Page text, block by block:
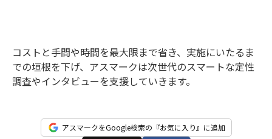
コストと手間や時間を最大限まで省き、実施にいたるま
での垣根を下げ、アスマークは次世代のスマートな定性
調査やインタビューを支援していきます。
アスマークをGoogle検索の『お気に入り』に追加